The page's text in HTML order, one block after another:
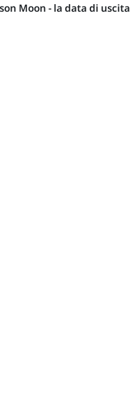
Moon - la data di uscita